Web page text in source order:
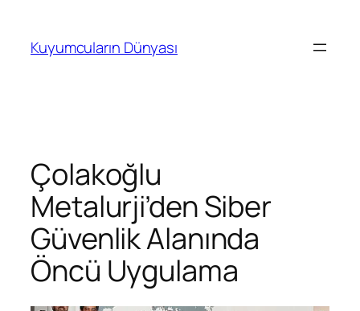
Kuyumcuların Dünyası
Çolakoğlu
Metalurji’den Siber
Güvenlik Alanında
Öncü Uygulama